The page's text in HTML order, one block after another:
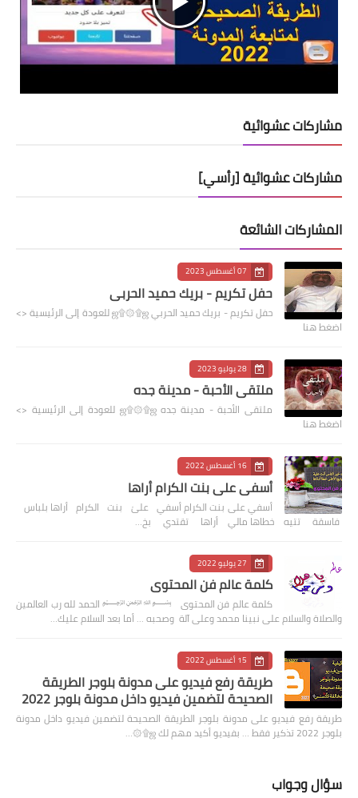
مشاركات عشوائية
مشاركات عشوائية [رأسي]
المشاركات الشائعة
07 أغسطس 2023
حفل تكريم - بريك حميد الحربي
حفل تكريم - بريك حميد الحربي ஜ۩۞۩ஜ للعودة إلى الرئيسية <>
اضغط هنا
28 يوليو 2023
ملتقى الأحبة - مدينة جده
ملتقى الأحبة - مدينة جده ஜ۩۞۩ஜ للعودة إلى الرئيسية <>
اضغط هنا
16 أغسطس 2022
أسفي على بنت الكرام أراها
أسفي على بنت الكرام أسفي علىٰ بنت الكرام أراها بلباس
فاسقة تتيه خطاها مالي أراها تقتدي بخ…
27 يوليو 2022
كلمة عالم فن المحتوى
كلمة عالم فن المحتوى ﷽ الحمد لله رب العالمين
والصلاة والسلام على نبينا محمد وعلى آلة وصحبه ... أما بعد السلام عليك…
15 أغسطس 2022
طريقة رفع فيديو على مدونة بلوجر الطريقة
الصحيحة لتضمين فيديو داخل مدونة بلوجر 2022
طريقة رفع فيديو على مدونة بلوجر الطريقة الصحيحة لتضمين فيديو داخل مدونة
بلوجر 2022 تذكير فقط … بفيديو أكيد مهم لك ஜ۩۞…
سؤال وجواب